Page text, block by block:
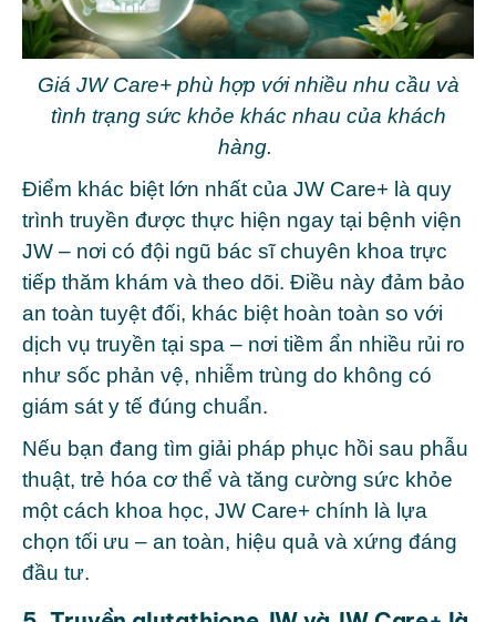
Giá JW Care+ phù hợp với nhiều nhu cầu và
tình trạng sức khỏe khác nhau của khách
hàng.
Điểm khác biệt lớn nhất của JW Care+ là quy
trình truyền được thực hiện ngay tại bệnh viện
JW – nơi có đội ngũ bác sĩ chuyên khoa trực
tiếp thăm khám và theo dõi. Điều này đảm bảo
an toàn tuyệt đối, khác biệt hoàn toàn so với
dịch vụ truyền tại spa – nơi tiềm ẩn nhiều rủi ro
như sốc phản vệ, nhiễm trùng do không có
giám sát y tế đúng chuẩn.
Nếu bạn đang tìm giải pháp phục hồi sau phẫu
thuật, trẻ hóa cơ thể và tăng cường sức khỏe
một cách khoa học, JW Care+ chính là lựa
chọn tối ưu – an toàn, hiệu quả và xứng đáng
đầu tư.